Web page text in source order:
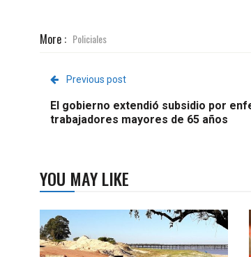
More : Policiales
Previous post
El gobierno extendió subsidio por
trabajadores mayores de 65 años
YOU MAY LIKE